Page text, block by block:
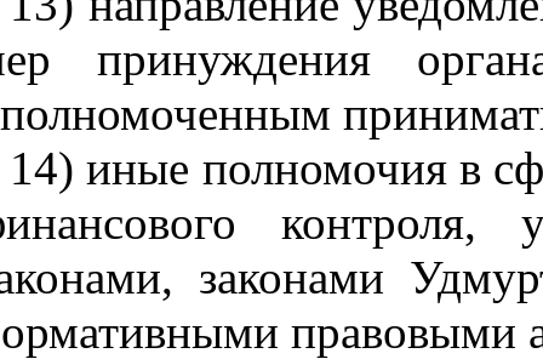
принуждения
14) иные полномочия в
контроля,
законами
правовыми